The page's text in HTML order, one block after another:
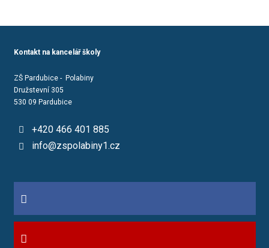
Kontakt na kancelář školy
ZŠ Pardubice - Polabiny
Družstevní 305
530 09 Pardubice
+420 466 401 885
info@zspolabiny1.cz